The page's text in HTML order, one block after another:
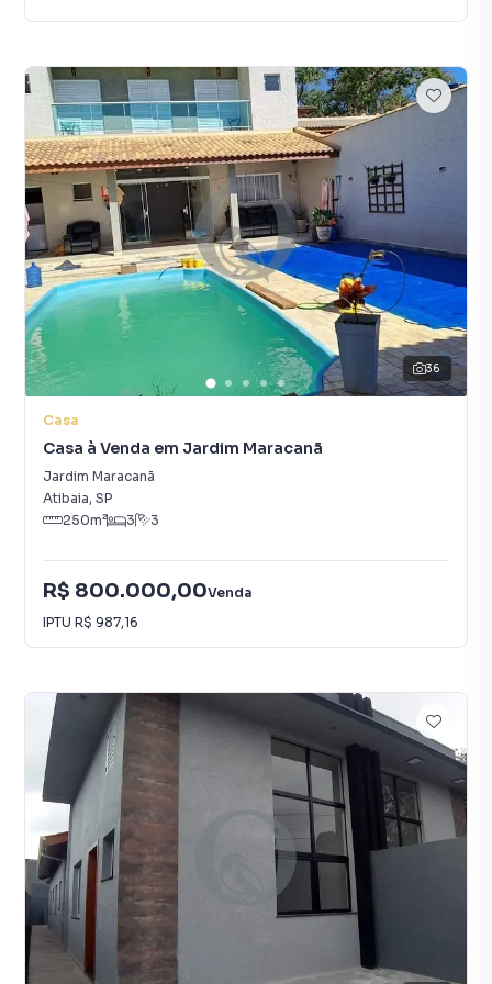
36
Casa
Casa à Venda em Jardim Maracanã
Jardim Maracanã
Atibaia, SP
250m² 3 3
R$ 800.000,00Venda
IPTU R$ 987,16